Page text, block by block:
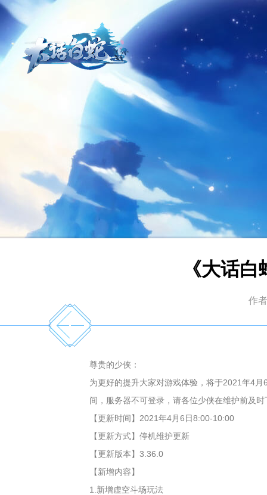
《大话
作
尊贵的少侠：
为更好的提升大家对游戏体验，将于2021年4
间，服务器不可登录，请各位少侠在维护前及
【更新时间】2021年4月6日8:00-10:00
【更新方式】停机维护更新
【更新版本】3.36.0
【新增内容】
1.新增虚空斗场玩法